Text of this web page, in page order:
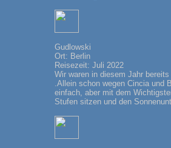
Gudlowski
Ort: Berlin
Reisezeit: Juli 2022
Wir waren in diesem Jahr
.Allein schon wegen Cincia und
einfach, aber mit dem
Stufen sitzen und den